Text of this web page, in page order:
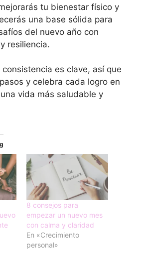
tu bienestar físico y
una base sólida para
del nuevo año con
resiliencia.
es clave, así que
y celebra cada logro en
vida más saludable y
8 consejos para
empezar un nuevo mes
con calma y claridad
En «Crecimiento
personal»